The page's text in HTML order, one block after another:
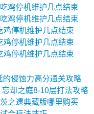
鸡停机维护几点结束
鸡停机维护几点结束
鸡停机维护几点结束
鸡停机维护几点结束
鸡停机维护几点结束
的侵蚀力高分通关攻略
却之庭8-10层打法攻略
之遗典藏版哪里购买